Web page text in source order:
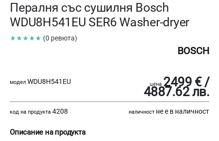
Пералня със сушилня Bosch
WDU8H541EU SER6 Washer-dryer
★★★★★ (0 ревюта)
BOSCH
модел WDU8H541EU цена 2499 € /
4887.62 лв.
код на продукта 4208 наличност не е в наличност
Описание на продукта